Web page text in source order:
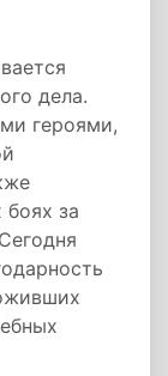
дела.
героями,
за